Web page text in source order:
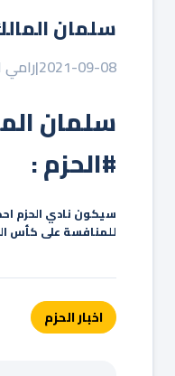
سلمان
2021-09-08
|رامي
سلمان
#الحزم :
سيكون نادي الحزم
للمنافسة على كأس
اخبار الحزم